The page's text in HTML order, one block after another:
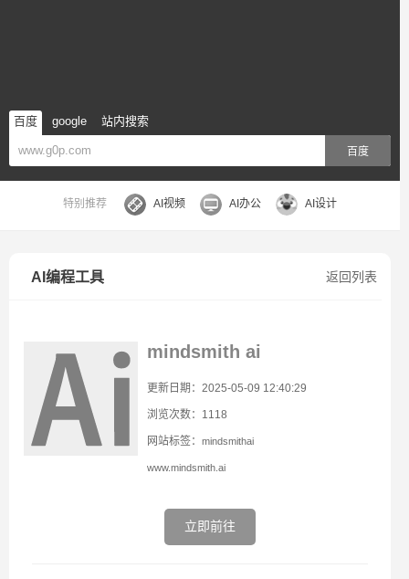
百度 google 站内搜索
百度
特别推荐 AI视频 AI办公 AI设计
返回列表
AI编程工具
mindsmith ai
更新日期：2025-05-09 12:40:29
浏览次数：1118
网站标签：mindsmithai
www.mindsmith.ai
立即前往